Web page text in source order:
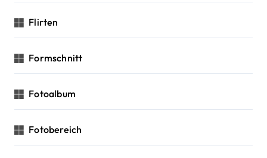
Flirten
Formschnitt
Fotoalbum
Fotobereich